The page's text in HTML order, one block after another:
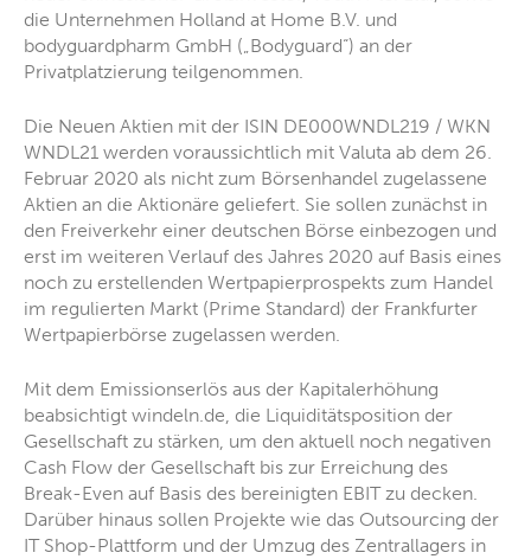
die Unternehmen Holland at Home B.V. und
bodyguardpharm GmbH („Bodyguard“) an der
Privatplatzierung teilgenommen.
Die Neuen Aktien mit der ISIN DE000WNDL219 / WKN
WNDL21 werden voraussichtlich mit Valuta ab dem 26.
Februar 2020 als nicht zum Börsenhandel zugelassene
Aktien an die Aktionäre geliefert. Sie sollen zunächst in
den Freiverkehr einer deutschen Börse einbezogen und
erst im weiteren Verlauf des Jahres 2020 auf Basis eines
noch zu erstellenden Wertpapierprospekts zum Handel
im regulierten Markt (Prime Standard) der Frankfurter
Wertpapierbörse zugelassen werden.
Mit dem Emissionserlös aus der Kapitalerhöhung
beabsichtigt windeln.de, die Liquiditätsposition der
Gesellschaft zu stärken, um den aktuell noch negativen
Cash Flow der Gesellschaft bis zur Erreichung des
Break-Even auf Basis des bereinigten EBIT zu decken.
Darüber hinaus sollen Projekte wie das Outsourcing der
IT Shop-Plattform und der Umzug des Zentrallagers in